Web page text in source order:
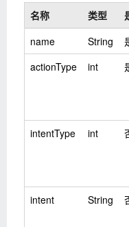
名称
类型
name
String
actionType
int
intentType int
intent String